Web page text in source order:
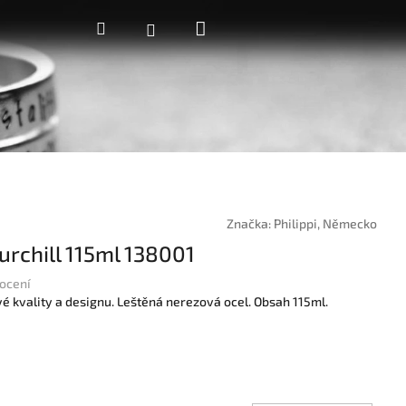
HledatPřihlášeníNákupní
košík
Značka: Philippi, Německo
115ml 138001
kvality a designu. Leštěná nerezová ocel. Obsah 115ml.